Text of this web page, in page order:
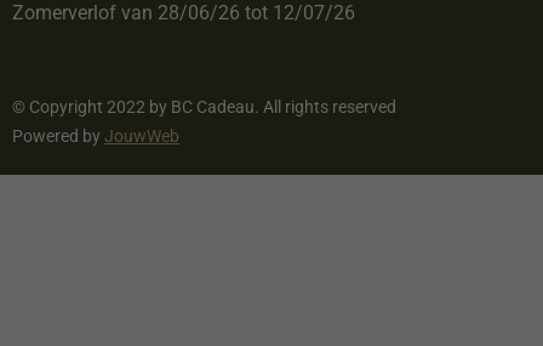
Zomerverlof van 28/06/26 tot 12/07/26
© Copyright 2022 by BC Cadeau. All rights reserved
Powered byJouwWeb